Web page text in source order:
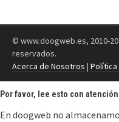
© www.doogweb.es, 2010-
reservados.
Acerca de Nosotros | Política
Por favor, lee esto con atención
En doogweb no